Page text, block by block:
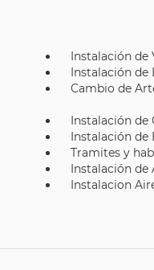
Instalación de
Instalación de
Cambio de
Instalación de
Instalación de
Tramites y
Instalación de
Instalacion